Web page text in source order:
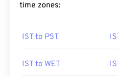
time zones:
IST to PST
IST to WET